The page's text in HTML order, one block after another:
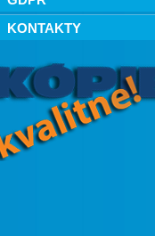
KONTAKTY